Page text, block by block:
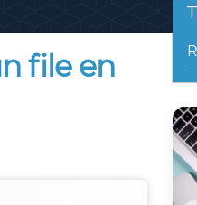
file en